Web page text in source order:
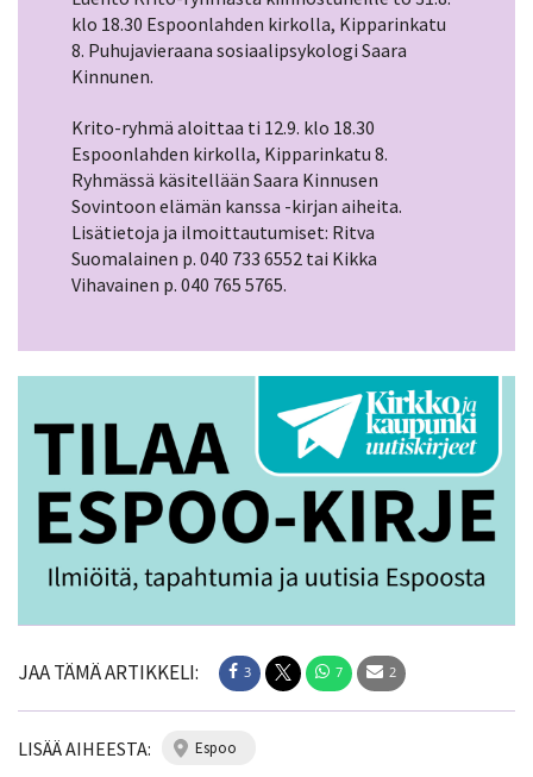
klo 18.30 Espoonlahden kirkolla, Kipparinkatu
8. Puhujavieraana sosiaalipsykologi Saara
Kinnunen.
Krito-ryhmä aloittaa ti 12.9. klo 18.30
Espoonlahden kirkolla, Kipparinkatu 8.
Ryhmässä käsitellään Saara Kinnusen
Sovintoon elämän kanssa -kirjan aiheita.
Lisätietoja ja ilmoittautumiset: Ritva
Suomalainen p. 040 733 6552 tai Kikka
Vihavainen p. 040 765 5765.
JAA TÄMÄ ARTIKKELI: 3 7 2
LISÄÄ AIHEESTA: espoo